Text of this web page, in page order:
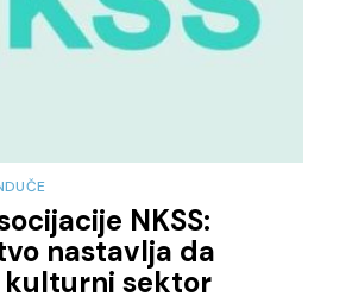
NKSS:
nastavlja da
kulturni sektor